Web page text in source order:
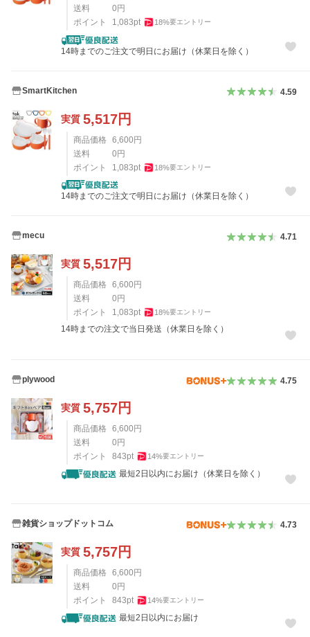
送料
0 円
ポイント
1,083pt 18%要エントリー
14時までのご注文で明日にお届け（休業日を除く）
SmartKitchen 4.59
実質 5,517円
商品価格 6,600円
送料
0円
ポイント
1,083pt 18%要エントリー
14時までのご注文で明日にお届け（休業日を除く）
mecu 4.71
実質 5,517円
商品価格 6,600 円
送料
0 円
ポイント
1,083pt 18%要エントリー
14時までの注文で当日発送（休業日を除く）
plywood 4.75
実質 5,757円
商品価格 6,600 円
送料
0 円
ポイント
843pt 14%要エントリー
最短2日以内にお届け（休業日を除く）
雑貨ショップドットコム 4.73
実質 5,757円
商品価格 6,600 円
送料
0 円
ポイント
843pt 14%要エントリー
最短2日以内にお届け